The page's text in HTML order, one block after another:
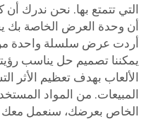
تتمتع بها. نحن ندرك أن
وحدة العرض الخاصة بك
عرض سلسلة واحدة من
تصميم حل يناسب
بهدف تعظيم الأثر
من المواد
بعرضك، سنعمل معك